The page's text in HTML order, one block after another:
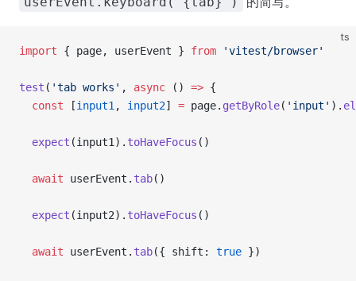
ts
import { page, userEvent } from 'vitest/browser'
test ( 'tab works' , async () => {
  const
[input1 , input2] = page. getByRole( 'input' ).
  expect
(input1). toHaveFocus ()
  await
userEvent. tab()
  expect
(input2). toHaveFocus ()
  await
userEvent. tab({ shift: true })